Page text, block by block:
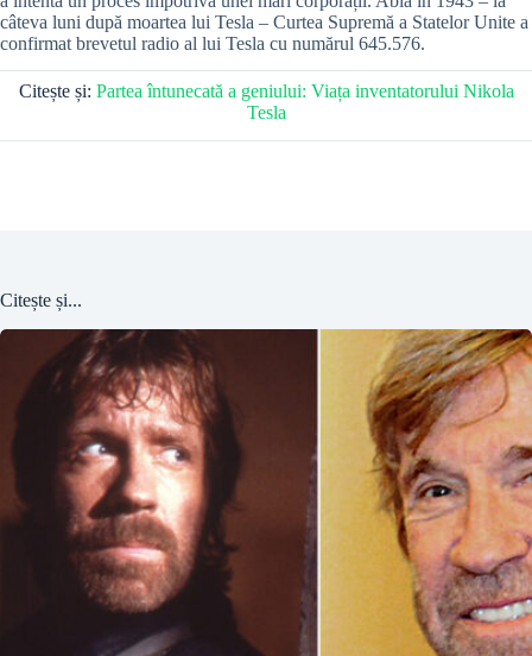
câteva luni după moartea lui Tesla – Curtea Supremă a Statelor Unite a
confirmat brevetul radio al lui Tesla cu numărul 645.576.
Citește și: Partea întunecată a geniului: Viața inventatorului Nikola
Tesla
Citește și...